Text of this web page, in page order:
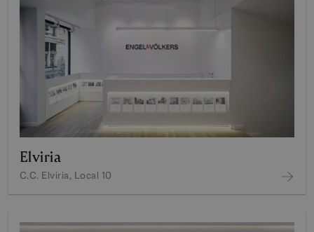
Elviria
C.C. Elviria, Local 10